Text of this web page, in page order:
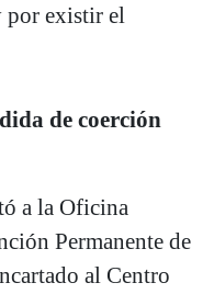
por existir el
de coerción
a la Oficina
Permanente de
al Centro